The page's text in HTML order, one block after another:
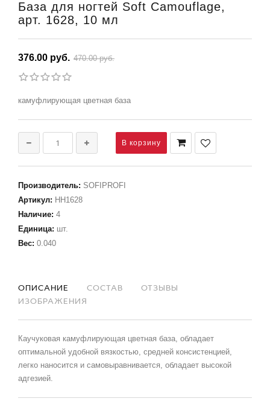
База для ногтей Soft Camouflage,
арт. 1628, 10 мл
376.00 руб. 470.00 руб.
камуфлирующая цветная база
Производитель: SOFIPROFI
Артикул: НН1628
Наличие: 4
Единица: шт.
Вес: 0.040
ОПИСАНИЕ СОСТАВ
ОТЗЫВЫ
ИЗОБРАЖЕНИЯ
Каучуковая камуфлирующая цветная база, обладает
оптимальной удобной вязкостью, средней консистенцией,
легко наносится и самовыравнивается, обладает высокой
адгезией.